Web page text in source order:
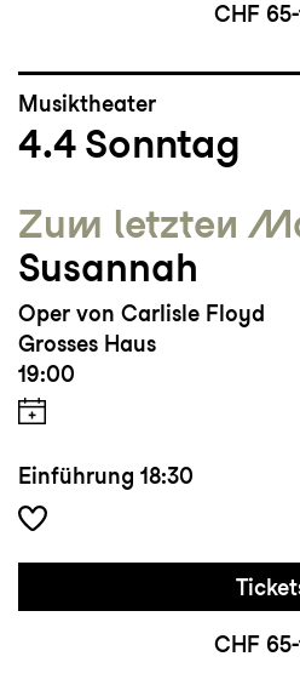
CHF 65-
Musiktheater
4.4 Sonntag
Zum letzten
Susannah
Oper von Carlisle Floyd
Grosses Haus
19:00
Einführung 18:30
CHF 65-